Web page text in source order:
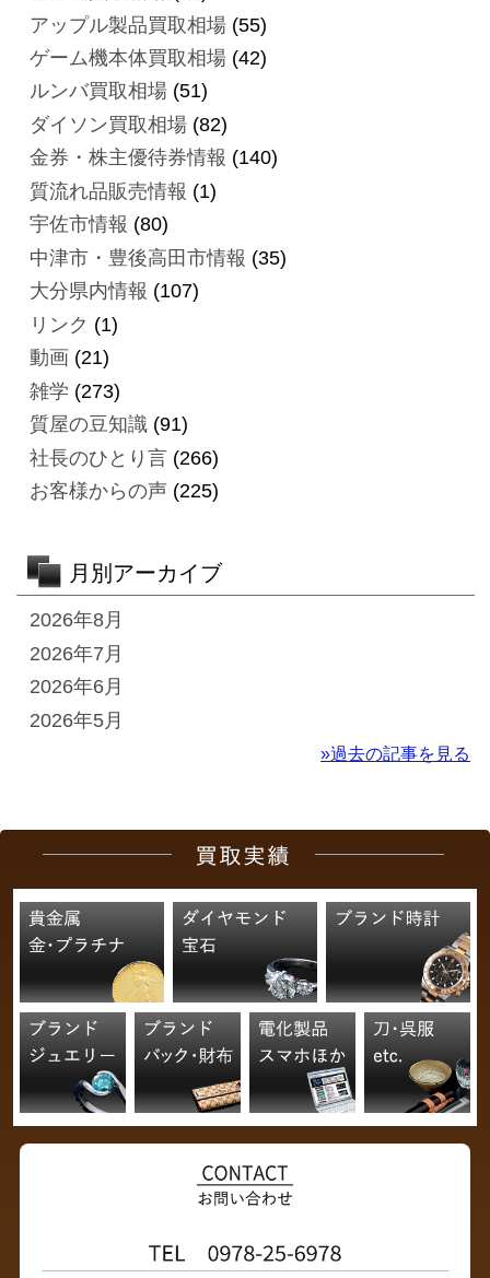
アップル製品買取相場(55)
ゲーム機本体買取相場(42)
ルンバ買取相場(51)
ダイソン買取相場(82)
金券・株主優待券情報 (140)
質流れ品販売情報 (1)
宇佐市情報 (80)
中津市・豊後高田市情報 (35)
大分県内情報 (107)
リンク (1)
動画 (21)
雑学 (273)
質屋の豆知識(91)
社長のひとり言(266)
お客様からの声(225)
月別アーカイブ
2026年8月
2026年7月
2026年6月
2026年5月
»過去の記事を見る